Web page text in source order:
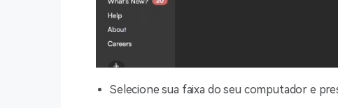
Selecione sua faixa do seu computador e